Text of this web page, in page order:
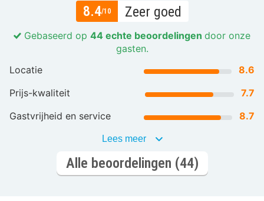
8.4/10 Zeer goed
Gebaseerd op 44 echte beoordelingen door onze
gasten.
Locatie
8.6
Prijs-kwaliteit
7.7
Gastvrijheid en service
8.7
Lees meer
Alle beoordelingen (44)